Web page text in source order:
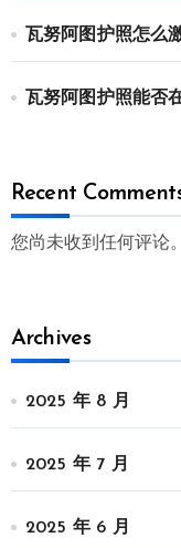
瓦努阿图护照怎么
瓦努阿图护照能否
Recent
您尚未收到任何评论。
Archives
2025 年 8 月
2025 年 7 月
2025 年 6 月